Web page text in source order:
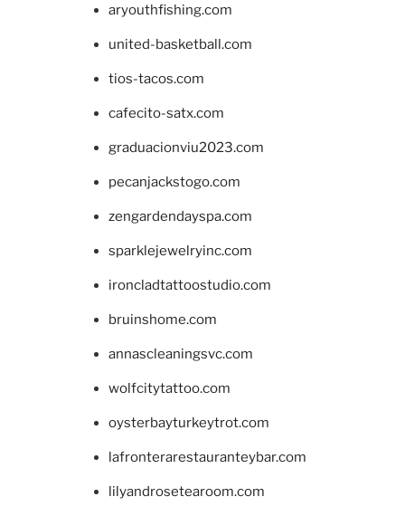
aryouthfishing.com
united-basketball.com
tios-tacos.com
cafecito-satx.com
graduacionviu2023.com
pecanjackstogo.com
zengardendayspa.com
sparklejewelryinc.com
ironcladtattoostudio.com
bruinshome.com
annascleaningsvc.com
wolfcitytattoo.com
oysterbayturkeytrot.com
lafronterarestauranteybar.com
lilyandrosetearoom.com